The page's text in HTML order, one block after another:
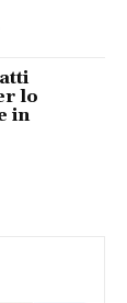
lo
in